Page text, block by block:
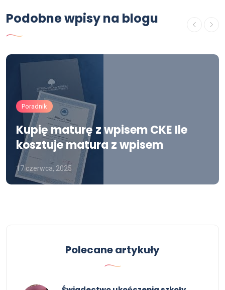
Podobne wpisy na blogu
Poradnik
Kupię maturę z wpisem CKE Ile
kosztuje matura z wpisem
17 czerwca, 2025
Polecane artykuły